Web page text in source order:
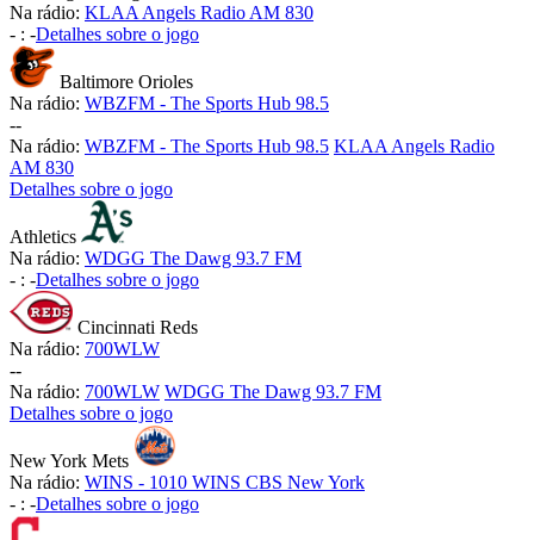
Na rádio: KLAA Angels Radio AM 830
- : -Detalhes sobre o jogo
Baltimore Orioles
Na rádio: WBZFM - The Sports Hub 98.5
--
Na rádio: WBZFM - The Sports Hub 98.5 KLAA Angels Radio
AM 830
Detalhes sobre o jogo
Athletics
Na rádio: WDGG The Dawg 93.7 FM
- : -Detalhes sobre o jogo
Cincinnati Reds
Na rádio: 700WLW
--
Na rádio: 700WLW WDGG The Dawg 93.7 FM
Detalhes sobre o jogo
New York Mets
Na rádio: WINS - 1010 WINS CBS New York
- : -Detalhes sobre o jogo